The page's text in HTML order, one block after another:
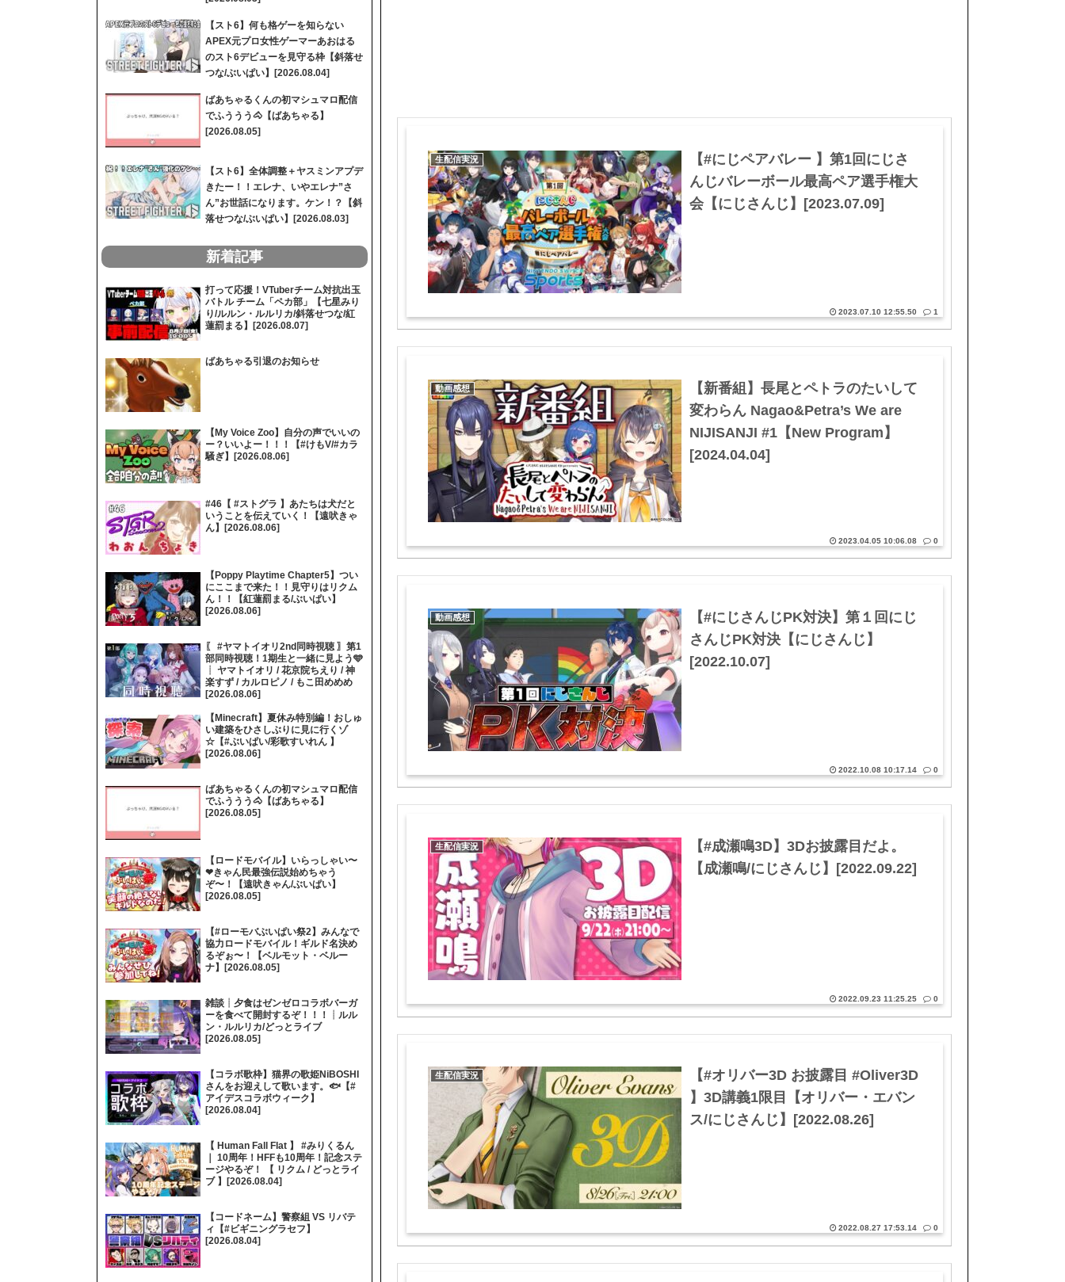
生配信実況
【#にじペアバレー 】第1回にじさ
んじバレーボール最高ペア選手権大
会【にじさんじ】[2023.07.09]
2023.07.10 12:55.50 1
動画感想
【新番組】長尾とペトラのたいして
変わらん Nagao&Petra’s We are
NIJISANJI #1【New Program】
[2024.04.04]
2023.04.05 10:06.08 0
動画感想
【#にじさんじPK対決】第１回にじ
さんじPK対決【にじさんじ】
[2022.10.07]
2022.10.08 10:17.14 0
生配信実況
【#成瀬鳴3D】3Dお披露目だよ。
【成瀬鳴/にじさんじ】[2022.09.22]
2022.09.23 11:25.25 0
生配信実況
【#オリバー3D お披露目 #Oliver3D
】3D講義1限目【オリバー・エバン
ス/にじさんじ】[2022.08.26]
2022.08.27 17:53.14 0
【スト6】何も格ゲーを知らない
APEX元プロ女性ゲーマーあおはる
のスト6デビューを見守る枠【斜落せ
つな/ぶいぱい】[2026.08.04]
ばあちゃるくんの初マシュマロ配信
でふううう🐴【ばあちゃる】
[2026.08.05]
【スト6】全体調整＋ヤスミンアプデ
きたー！！エレナ、いやエレナ”さ
ん”お世話になります。ケン！？【斜
落せつな/ぶいぱい】[2026.08.03]
新着記事
打って応援！VTuberチーム対抗出玉
バトル チーム「ペカ部」【七星みり
り/ルルン・ルルリカ/斜落せつな/紅
蓮罰まる】[2026.08.07]
ばあちゃる引退のお知らせ
【My Voice Zoo】自分の声でいいの
ー？いいよー！！！【#けもV/#カラ
騒ぎ】[2026.08.06]
#46【 #ストグラ 】あたちは犬だと
いうことを伝えていく！【遠吠きゃ
ん】[2026.08.06]
【Poppy Playtime Chapter5】つい
にここまで来た！！見守りはリクム
ん！！【紅蓮罰まる/ぶいぱい】
[2026.08.06]
〖 #ヤマトイオリ2nd同時視聴 〗第1
部同時視聴！1期生と一緒に見よう🩵
┊ ヤマトイオリ / 花京院ちえり / 神
楽すず / カルロピノ / もこ田めめめ
[2026.08.06]
【Minecraft】夏休み特別編！おしゅ
い建築をひさしぶりに見に行くゾ
☆【#ぶいぱい/彩歌すいれん 】
[2026.08.06]
ばあちゃるくんの初マシュマロ配信
でふううう🐴【ばあちゃる】
[2026.08.05]
【ロードモバイル】いらっしゃい〜
❤きゃん民最強伝説始めちゃう
ぞ〜！【遠吠きゃん/ぶいぱい】
[2026.08.05]
【#ローモバぶいぱい祭2】みんなで
協力ロードモバイル！ギルド名決め
るぞぉ〜！【ベルモット・ベルー
ナ】[2026.08.05]
雑談┊夕食はゼンゼロコラボバーガ
ーを食べて開封するぞ！！！┊ルル
ン・ルルリカ/どっとライブ
[2026.08.05]
【コラボ歌枠】猫界の歌姫NiBOSHI
さんをお迎えして歌います。🐟【#
アイデスコラボウィーク】
[2026.08.04]
【 Human Fall Flat 】 #みりくるん
｜ 10周年！HFFも10周年！記念ステ
ージやるぞ！ 【 リクム / どっとライ
ブ 】[2026.08.04]
【コードネーム】警察組 VS リバテ
ィ【#ビギニングラセフ】
[2026.08.04]